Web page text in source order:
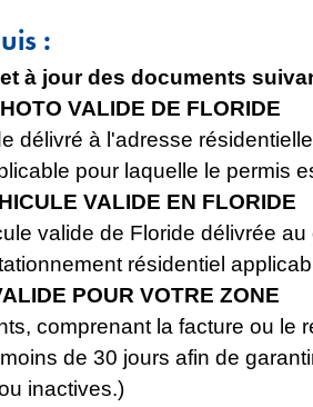
:
à jour des documents
VALIDE DE FLORIDE
délivré à l'adresse
pour laquelle le permis
VALIDE EN FLORIDE
valide de Floride délivrée
résidentiel
POUR VOTRE ZONE
comprenant la facture ou
de 30 jours afin de
inactives.)